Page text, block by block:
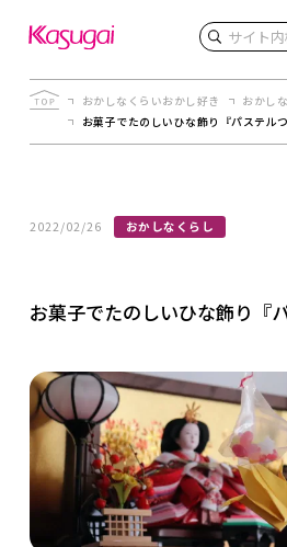
検索
おかしなくらいおかし好き
おかし
お菓子でたのしいひな飾り『パステルつ
2022/02/26 おかしなくらし
お菓子でたのしいひな飾り『